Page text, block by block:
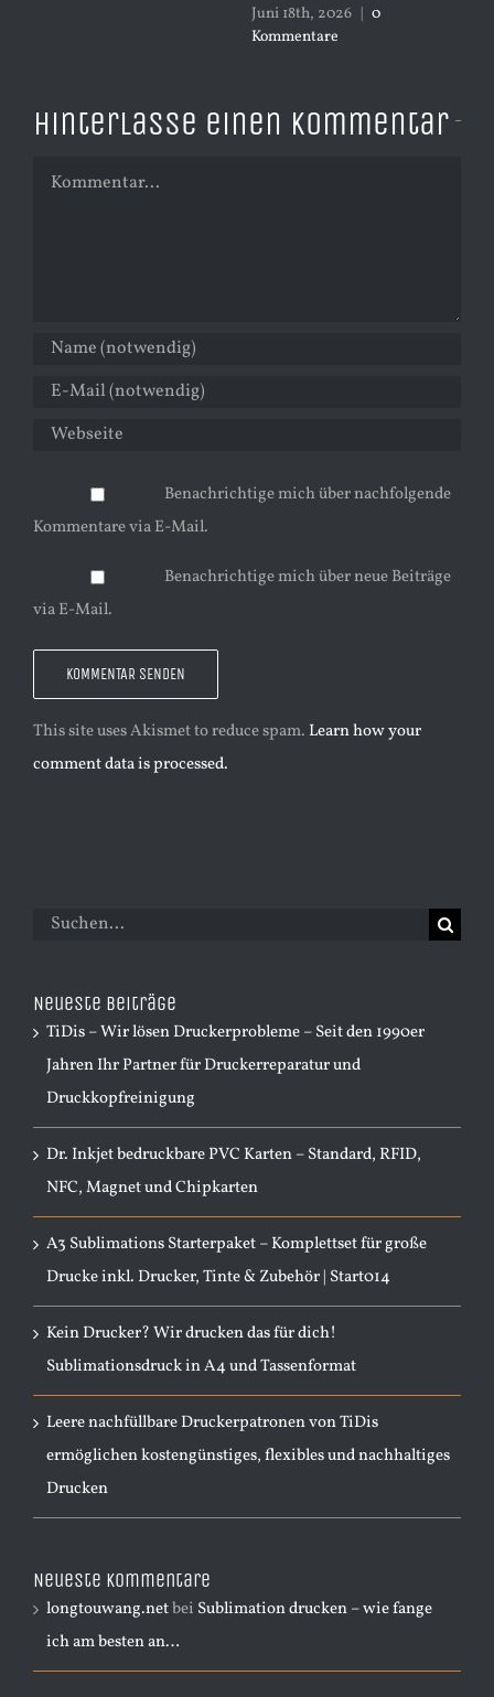
Juni 18th, 2026 | 0
Kommentare
Hinterlasse einen Kommentar
Kommentar
Benachrichtige mich über nachfolgende
Kommentare via E-Mail.
Benachrichtige mich über neue Beiträge
via E-Mail.
This site uses Akismet to reduce spam. Learn how your
comment data is processed.
Suche
Neueste Beiträge
TiDis – Wir lösen Druckerprobleme – Seit den 1990er
Jahren Ihr Partner für Druckerreparatur und
Druckkopfreinigung
Dr. Inkjet bedruckbare PVC Karten – Standard, RFID,
NFC, Magnet und Chipkarten
A3 Sublimations Starterpaket – Komplettset für große
Drucke inkl. Drucker, Tinte & Zubehör | Start014
Kein Drucker? Wir drucken das für dich!
Sublimationsdruck in A4 und Tassenformat
Leere nachfüllbare Druckerpatronen von TiDis
ermöglichen kostengünstiges, flexibles und nachhaltiges
Drucken
Neueste Kommentare
longtouwang.netbei Sublimation drucken – wie fange
ich am besten an…